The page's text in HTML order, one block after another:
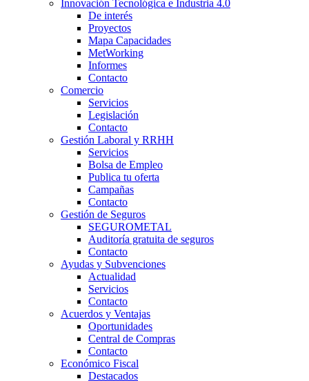
Innovación Tecnológica e Industria 4.0
De interés
Proyectos
Mapa Capacidades
MetWorking
Informes
Contacto
Comercio
Servicios
Legislación
Contacto
Gestión Laboral y RRHH
Servicios
Bolsa de Empleo
Publica tu oferta
Campañas
Contacto
Gestión de Seguros
SEGUROMETAL
Auditoría gratuita de seguros
Contacto
Ayudas y Subvenciones
Actualidad
Servicios
Contacto
Acuerdos y Ventajas
Oportunidades
Central de Compras
Contacto
Económico Fiscal
Destacados